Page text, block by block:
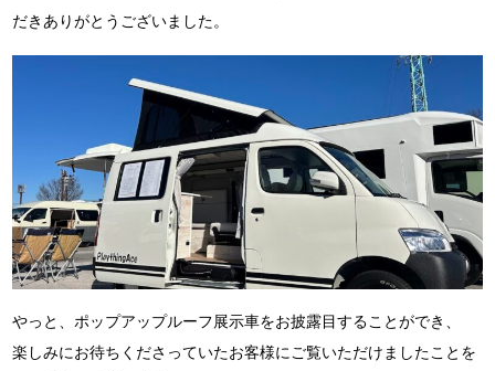
だきありがとうございました。
やっと、ポップアップルーフ展示車をお披露目することができ、
楽しみにお待ちくださっていたお客様にご覧いただけましたことを